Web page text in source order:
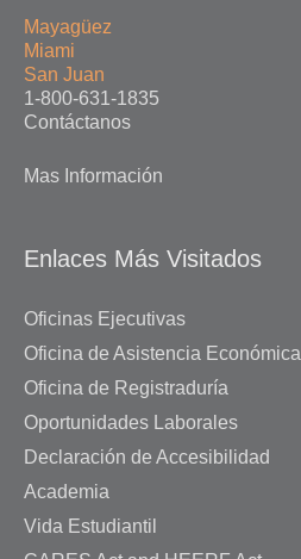
Mayagüez
Miami
San Juan
1-800-631-1835
Contáctanos
Mas Información
Enlaces Más Visitados
Oficinas Ejecutivas
Oficina de Asistencia Económica
Oficina de Registraduría
Oportunidades Laborales
Declaración de Accesibilidad
Academia
Vida Estudiantil